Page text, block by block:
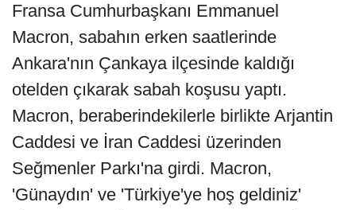
Fransa Cumhurbaşkanı Emmanuel
Macron, sabahın erken saatlerinde
Ankara'nın Çankaya ilçesinde kaldığı
otelden çıkarak sabah koşusu yaptı.
Macron, beraberindekilerle birlikte Arjantin
Caddesi ve İran Caddesi üzerinden
Seğmenler Parkı'na girdi. Macron,
'Günaydın' ve 'Türkiye'ye hoş geldiniz'